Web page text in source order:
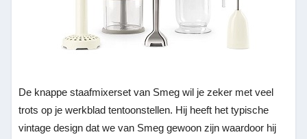
De knappe staafmixerset van Smeg wil je zeker met veel
trots op je werkblad tentoonstellen. Hij heeft het typische
vintage design dat we van Smeg gewoon zijn waardoor hij